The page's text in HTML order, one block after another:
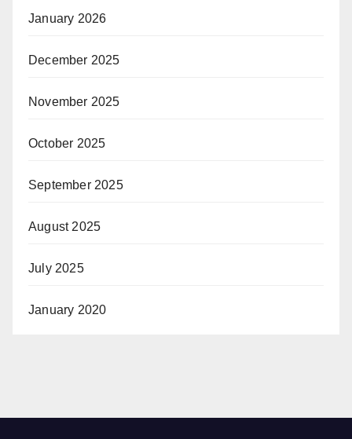
January 2026
December 2025
November 2025
October 2025
September 2025
August 2025
July 2025
January 2020